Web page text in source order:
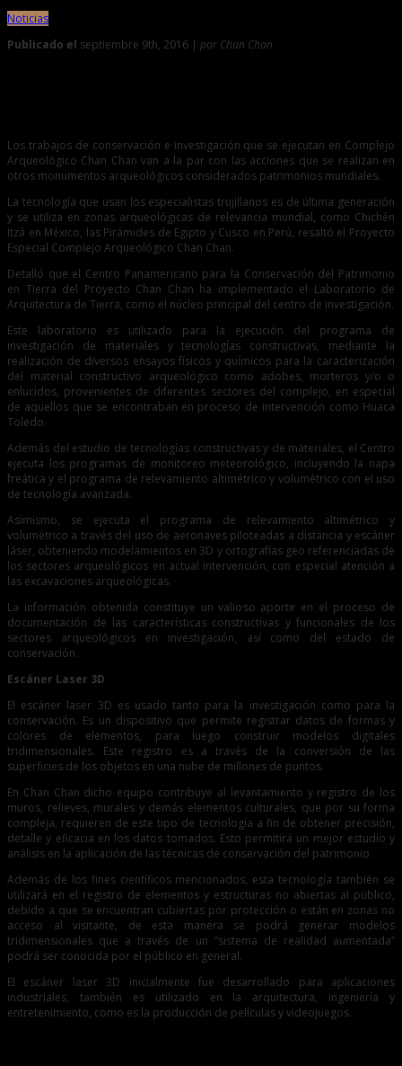
Noticias
Publicado el septiembre 9th, 2016 | por Chan Chan
Los trabajos de conservación e investigación que se ejecutan en Complejo
Arqueológico Chan Chan van a la par con las acciones que se realizan en
otros monumentos arqueológicos considerados patrimonios mundiales.
La tecnología que usan los especialistas trujillanos es de última generación
y se utiliza en zonas arqueológicas de relevancia mundial, como Chichén
Itzá en México, las Pirámides de Egipto y Cusco en Perú, resaltó el Proyecto
Especial Complejo Arqueológico Chan Chan.
Detalló que el Centro Panamericano para la Conservación del Patrimonio
en Tierra del Proyecto Chan Chan ha implementado el Laboratorio de
Arquitectura de Tierra, como el núcleo principal del centro de investigación.
Este laboratorio es utilizado para la ejecución del programa de
investigación de materiales y tecnologías constructivas, mediante la
realización de diversos ensayos físicos y químicos para la caracterización
del material constructivo arqueológico como adobes, morteros y/o o
enlucidos, provenientes de diferentes sectores del complejo, en especial
de aquellos que se encontraban en proceso de intervención como Huaca
Toledo.
Además del estudio de tecnologías constructivas y de materiales, el Centro
ejecuta los programas de monitoreo meteorológico, incluyendo la napa
freática y el programa de relevamiento altimétrico y volumétrico con el uso
de tecnología avanzada.
Asimismo, se ejecuta el programa de relevamiento altimétrico y
volumétrico a través del uso de aeronaves piloteadas a distancia y escáner
láser, obteniendo modelamientos en 3D y ortografías geo referenciadas de
los sectores arqueológicos en actual intervención, con especial atención a
las excavaciones arqueológicas.
La información obtenida constituye un valioso aporte en el proceso de
documentación de las características constructivas y funcionales de los
sectores arqueológicos en investigación, así como del estado de
conservación.
Escáner Laser 3D
El escáner laser 3D es usado tanto para la investigación como para la
conservación. Es un dispositivo que permite registrar datos de formas y
colores de elementos, para luego construir modelos digitales
tridimensionales. Este registro es a través de la conversión de las
superficies de los objetos en una nube de millones de puntos.
En Chan Chan dicho equipo contribuye al levantamiento y registro de los
muros, relieves, murales y demás elementos culturales, que por su forma
compleja, requieren de este tipo de tecnología a fin de obtener precisión,
detalle y eficacia en los datos tomados. Esto permitirá un mejor estudio y
análisis en la aplicación de las técnicas de conservación del patrimonio.
Además de los fines científicos mencionados, esta tecnología también se
utilizará en el registro de elementos y estructuras no abiertas al público,
debido a que se encuentran cubiertas por protección o están en zonas no
acceso al visitante, de esta manera se podrá generar modelos
tridimensionales que a través de un “sistema de realidad aumentada”
podrá ser conocida por el público en general.
El escáner laser 3D inicialmente fue desarrollado para aplicaciones
industriales, también es utilizado en la arquitectura, ingeniería y
entretenimiento, como es la producción de películas y videojuegos.